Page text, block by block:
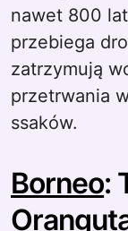
nawet 800
przebiega
zatrzymują
przetrwania
ssaków.
Borneo: